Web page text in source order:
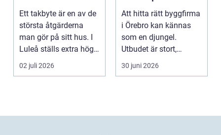
norrbottniskt
klimat
Ett takbyte är en av de
största åtgärderna
man gör på sitt hus. I
Luleå ställs extra höga
krav på bå...
02 juli 2026
ditt projekt
Att hitta rätt byggfirma
i Örebro kan kännas
som en djungel.
Utbudet är stort,
projekten ser olika u...
30 juni 2026